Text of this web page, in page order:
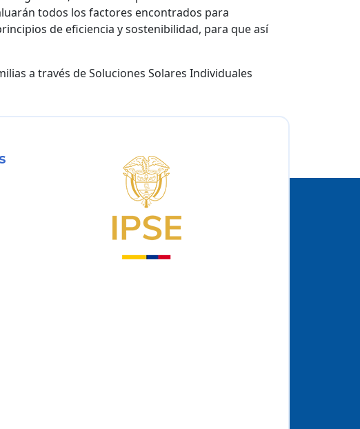
todos los factores encontrados para
de eficiencia y sostenibilidad, para que así
a través de Soluciones Solares Individuales